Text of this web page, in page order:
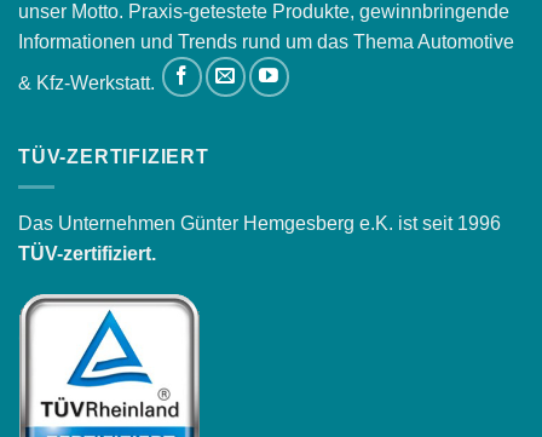
unser Motto. Praxis-getestete Produkte, gewinnbringende
Informationen und Trends rund um das Thema Automotive
& Kfz-Werkstatt.
TÜV-ZERTIFIZIERT
Das Unternehmen Günter Hemgesberg e.K. ist seit 1996
TÜV-zertifiziert.